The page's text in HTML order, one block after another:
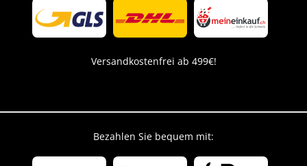
Versandkostenfrei ab 499€!
Bezahlen Sie bequem mit: